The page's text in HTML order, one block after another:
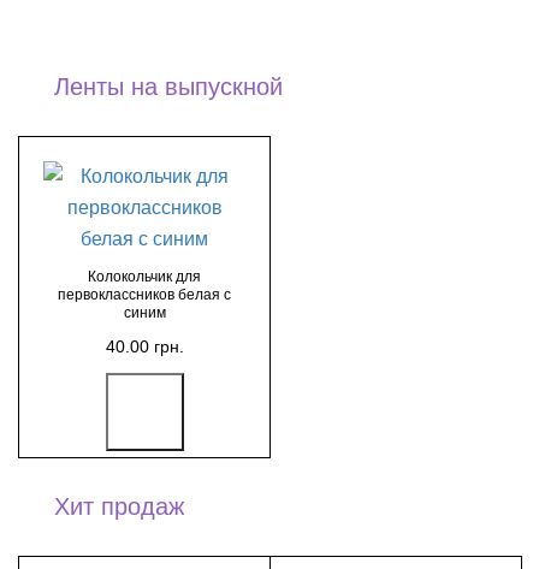
Ленты на выпускной
Колокольчик для
первоклассников белая с
синим
40.00 грн.
Хит продаж